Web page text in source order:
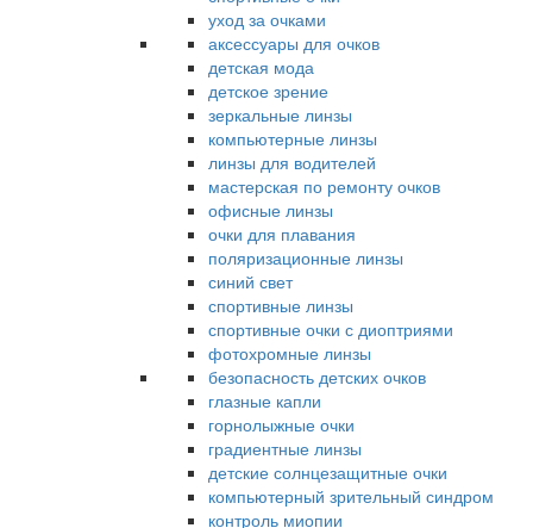
уход за очками
аксессуары для очков
детская мода
детское зрение
зеркальные линзы
компьютерные линзы
линзы для водителей
мастерская по ремонту очков
офисные линзы
очки для плавания
поляризационные линзы
синий свет
спортивные линзы
спортивные очки с диоптриями
фотохромные линзы
безопасность детских очков
глазные капли
горнолыжные очки
градиентные линзы
детские солнцезащитные очки
компьютерный зрительный синдром
контроль миопии